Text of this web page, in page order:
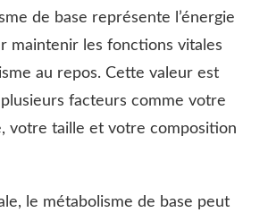
de base représente l’énergie
maintenir les fonctions vitales
au repos. Cette valeur est
facteurs comme votre
votre taille et votre composition
le métabolisme de base peut